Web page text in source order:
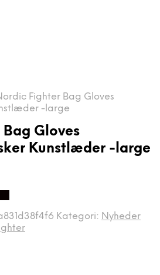
Fighter Bag Gloves
-large
Gloves
Kunstlæder -large
Kategori: Nyheder